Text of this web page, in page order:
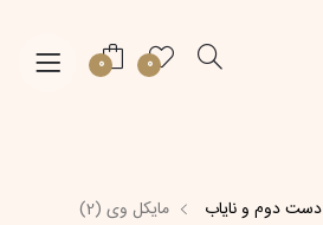
0
0
دست دوم و نایاب مایکل وی (2)